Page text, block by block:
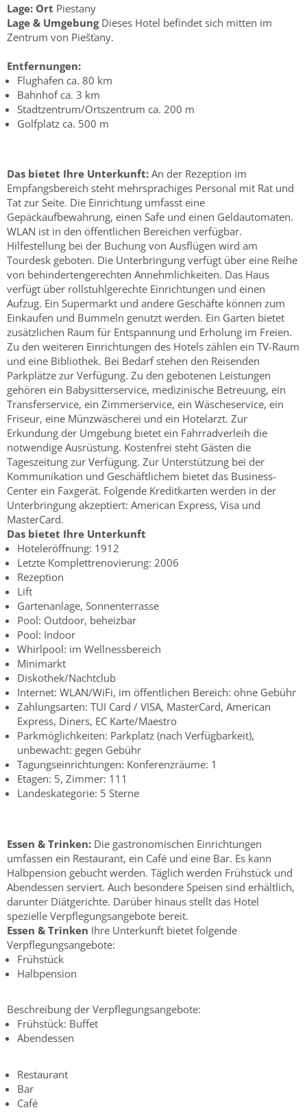
Lage: Ort Piestany
Lage & UmgebungDieses Hotel befindet sich mitten im
Zentrum von Piešťany.
Entfernungen:
Flughafen ca. 80 km
Bahnhof ca. 3 km
Stadtzentrum/Ortszentrum ca. 200 m
Golfplatz ca. 500 m
Das bietet Ihre Unterkunft: An der Rezeption im
Empfangsbereich steht mehrsprachiges Personal mit Rat und
Tat zur Seite. Die Einrichtung umfasst eine
Gepäckaufbewahrung, einen Safe und einen Geldautomaten.
WLAN ist in den öffentlichen Bereichen verfügbar.
Hilfestellung bei der Buchung von Ausflügen wird am
Tourdesk geboten. Die Unterbringung verfügt über eine Reihe
von behindertengerechten Annehmlichkeiten. Das Haus
verfügt über rollstuhlgerechte Einrichtungen und einen
Aufzug. Ein Supermarkt und andere Geschäfte können zum
Einkaufen und Bummeln genutzt werden. Ein Garten bietet
zusätzlichen Raum für Entspannung und Erholung im Freien.
Zu den weiteren Einrichtungen des Hotels zählen ein TV-Raum
und eine Bibliothek. Bei Bedarf stehen den Reisenden
Parkplätze zur Verfügung. Zu den gebotenen Leistungen
gehören ein Babysitterservice, medizinische Betreuung, ein
Transferservice, ein Zimmerservice, ein Wäscheservice, ein
Friseur, eine Münzwäscherei und ein Hotelarzt. Zur
Erkundung der Umgebung bietet ein Fahrradverleih die
notwendige Ausrüstung. Kostenfrei steht Gästen die
Tageszeitung zur Verfügung. Zur Unterstützung bei der
Kommunikation und Geschäftlichem bietet das Business-
Center ein Faxgerät. Folgende Kreditkarten werden in der
Unterbringung akzeptiert: American Express, Visa und
MasterCard.
Das bietet Ihre Unterkunft
Hoteleröffnung: 1912
Letzte Komplettrenovierung: 2006
Rezeption
Lift
Gartenanlage, Sonnenterrasse
Pool: Outdoor, beheizbar
Pool: Indoor
Whirlpool: im Wellnessbereich
Minimarkt
Diskothek/Nachtclub
Internet: WLAN/WiFi, im öffentlichen Bereich: ohne Gebühr
Zahlungsarten: TUI Card / VISA, MasterCard, American
Express, Diners, EC Karte/Maestro
Parkmöglichkeiten: Parkplatz (nach Verfügbarkeit),
unbewacht: gegen Gebühr
Tagungseinrichtungen: Konferenzräume: 1
Etagen: 5, Zimmer: 111
Landeskategorie: 5 Sterne
Essen & Trinken: Die gastronomischen Einrichtungen
umfassen ein Restaurant, ein Café und eine Bar. Es kann
Halbpension gebucht werden. Täglich werden Frühstück und
Abendessen serviert. Auch besondere Speisen sind erhältlich,
darunter Diätgerichte. Darüber hinaus stellt das Hotel
spezielle Verpflegungsangebote bereit.
Essen & Trinken Ihre Unterkunft bietet folgende
Verpflegungsangebote:
Frühstück
Halbpension
Beschreibung der Verpflegungsangebote:
Frühstück: Buffet
Abendessen
Restaurant
Bar
Café